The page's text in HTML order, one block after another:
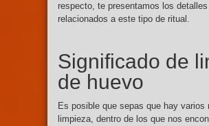
respecto, te presentamos los detalles
relacionados a este tipo de ritual.
Significado de
de huevo
Es posible que sepas que hay varios
limpieza, dentro de los que nos